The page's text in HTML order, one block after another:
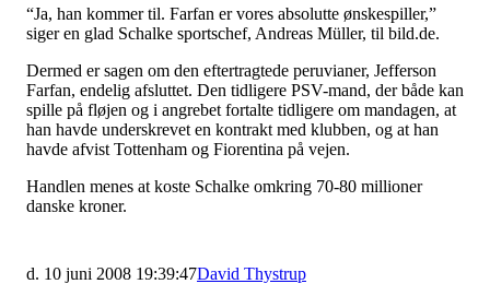
“Ja, han kommer til. Farfan er vores absolutte ønskespiller,”
siger en glad Schalke sportschef, Andreas Müller, til bild.de.
Dermed er sagen om den eftertragtede peruvianer, Jefferson
Farfan, endelig afsluttet. Den tidligere PSV-mand, der både kan
spille på fløjen og i angrebet fortalte tidligere om mandagen, at
han havde underskrevet en kontrakt med klubben, og at han
havde afvist Tottenham og Fiorentina på vejen.
Handlen menes at koste Schalke omkring 70-80 millioner
danske kroner.
d. 10 juni 2008 19:39:47David Thystrup